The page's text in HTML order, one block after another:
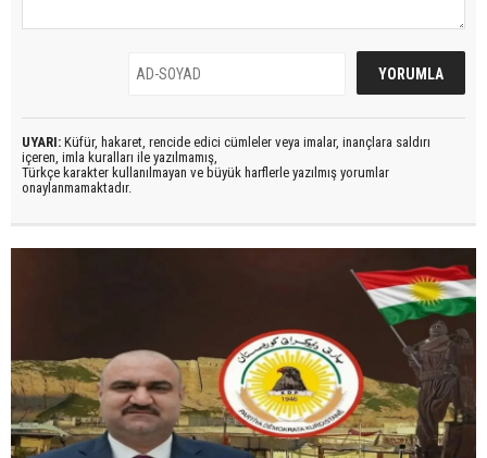
UYARI: Küfür, hakaret, rencide edici cümleler veya imalar, inançlara saldırı
içeren, imla kuralları ile yazılmamış,
Türkçe karakter kullanılmayan ve büyük harflerle yazılmış yorumlar
onaylanmamaktadır.